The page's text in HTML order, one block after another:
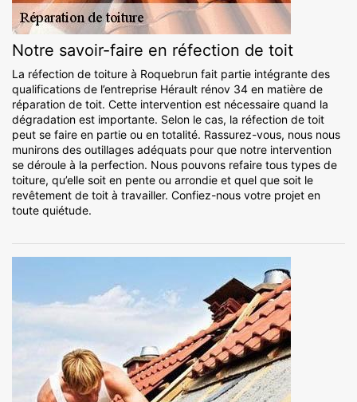
Notre savoir-faire en réfection de toit
La réfection de toiture à Roquebrun fait partie intégrante des
qualifications de l’entreprise Hérault rénov 34 en matière de
réparation de toit. Cette intervention est nécessaire quand la
dégradation est importante. Selon le cas, la réfection de toit
peut se faire en partie ou en totalité. Rassurez-vous, nous nous
munirons des outillages adéquats pour que notre intervention
se déroule à la perfection. Nous pouvons refaire tous types de
toiture, qu’elle soit en pente ou arrondie et quel que soit le
revêtement de toit à travailler. Confiez-nous votre projet en
toute quiétude.